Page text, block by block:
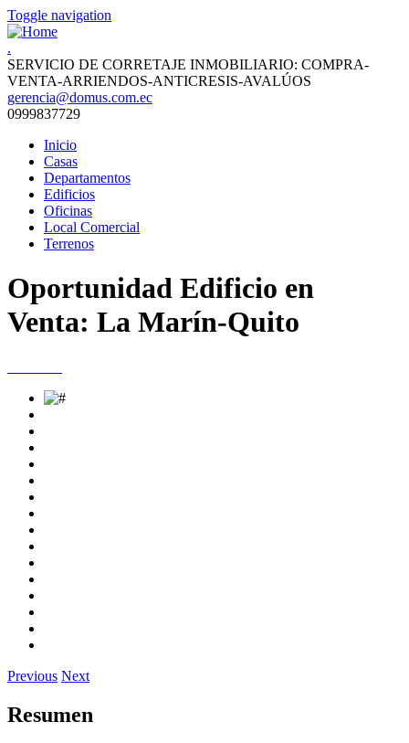
Toggle navigation
.
SERVICIO DE CORRETAJE INMOBILIARIO: COMPRA-
VENTA-ARRIENDOS-ANTICRESIS-AVALÚOS
gerencia@domus.com.ec
0999837729
Inicio
Casas
Departamentos
Edificios
Oficinas
Local Comercial
Terrenos
Oportunidad Edificio en
Venta: La Marín-Quito
Previous Next
Resumen